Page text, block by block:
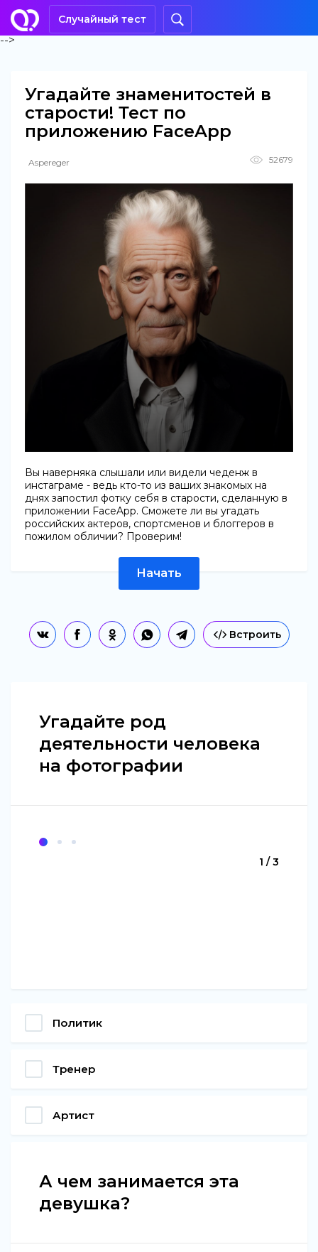
Случайный тест
-->
Угадайте знаменитостей в
старости! Тест по
приложению FaceApp
Aspereger 52679
Вы наверняка слышали или видели чеденж в
инстаграме - ведь кто-то из ваших знакомых на
днях запостил фотку себя в старости, сделанную в
приложении FaceApp. Сможете ли вы угадать
российских актеров, спортсменов и блоггеров в
пожилом обличии? Проверим!
Начать
Встроить
Угадайте род
деятельности человека
на фотографии
1 / 3
Политик
Тренер
Артист
А чем занимается эта
девушка?